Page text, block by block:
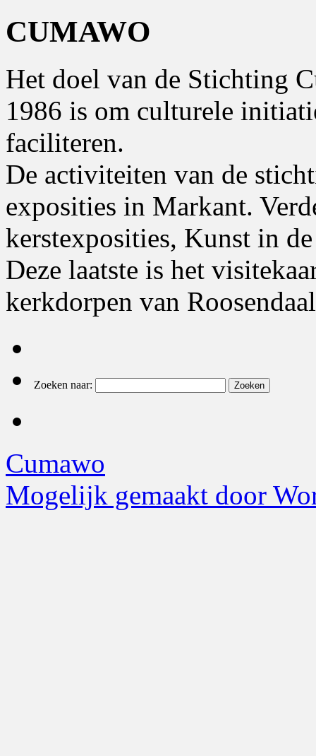
CUMAWO
Het doel van de Stichting
1986 is om culturele
faciliteren.
De activiteiten van de
exposities in Markant.
kerstexposities, Kunst in
Deze laatste is het
kerkdorpen van
Zoeken naar:
Cumawo
Mogelijk gemaakt door